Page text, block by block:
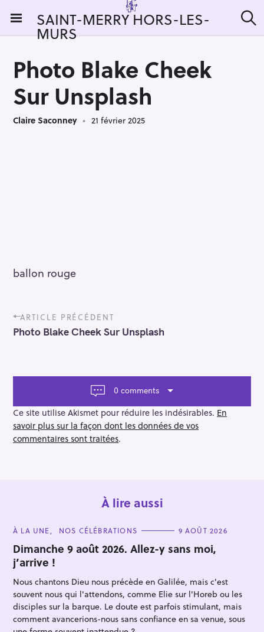
i
SAINT-MERRY HORS-LES-
MURS e
Photo Blake Cheek
Sur Unsplash
Claire Saconney 21 février 2025
ballon rouge
P
o
s
a
g
a
t
i
ARTICLE PRÉCÉDENT
Photo Blake Cheek Sur Unsplash
0 comments
Ce site utilise Akismet pour réduire les indésirables. En
savoir plus sur la façon dont les données de vos
commentaires sont traitées.
À lire aussi
C
T
E
G
O
I
E
S
À LA UNE NOS CÉLÉBRATIONS 9 AOÛT 2026
Dimanche 9 août 2026. Allez-y sans moi,
j’arrive !
Nous chantons Dieu nous précède en Galilée, mais c'est
souvent nous qui l'attendons, comme Elie sur l'Horeb ou les
disciples sur la barque. Le doute est parfois stimulant, mais
comment avancerions-nous sans confiance en sa venue, sous